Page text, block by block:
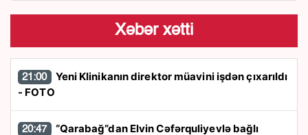
Xəbər xətti
21:00
- FOTO
20:47